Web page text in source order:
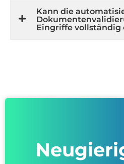
Kann die
Eingriffe vollständig